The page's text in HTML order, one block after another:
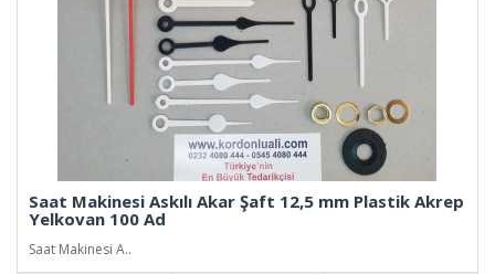
Saat Makinesi Askılı Akar Şaft 12,5 mm Plastik Akrep
Yelkovan 100 Ad
Saat Makinesi A..